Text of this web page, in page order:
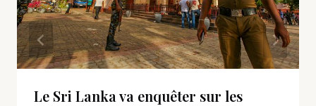
Le Sri Lanka va enquêter sur les